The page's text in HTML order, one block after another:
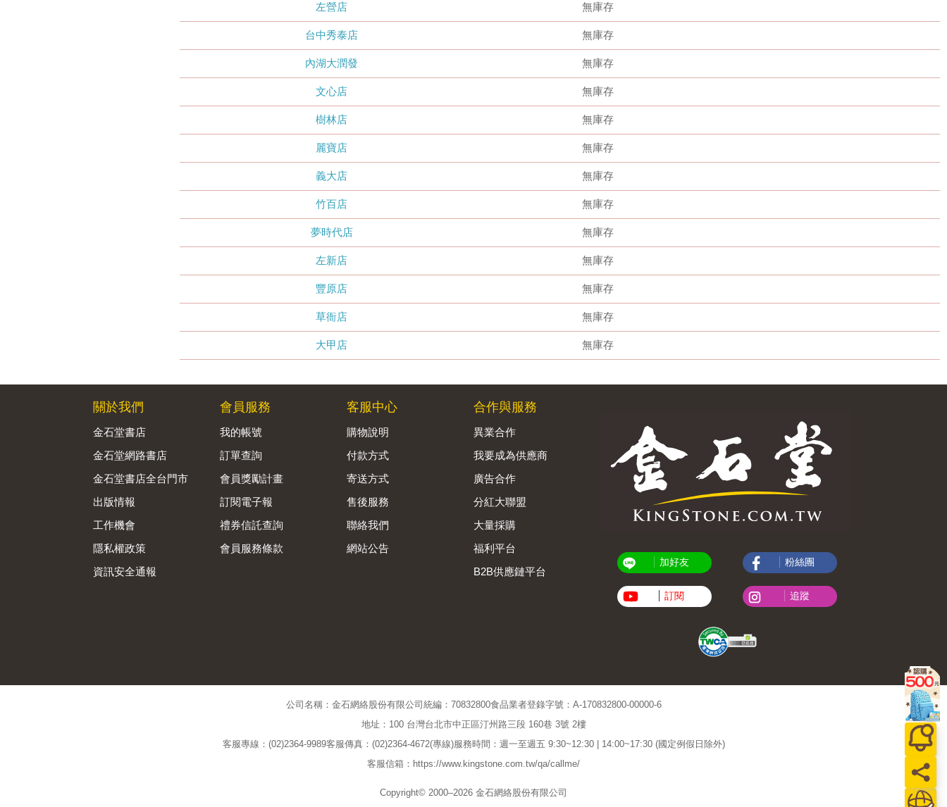
左營店 無庫存
台中秀泰店 無庫存
內湖大潤發 無庫存
文心店 無庫存
樹林店 無庫存
麗寶店 無庫存
義大店 無庫存
竹百店 無庫存
夢時代店 無庫存
左新店 無庫存
豐原店 無庫存
草衙店 無庫存
大甲店 無庫存
關於我們
金石堂書店
金石堂網路書店
金石堂書店全台門市
出版情報
工作機會
隱私權政策
資訊安全通報
會員服務
我的帳號
訂單查詢
會員獎勵計畫
訂閱電子報
禮券信託查詢
會員服務條款
客服中心
購物說明
付款方式
寄送方式
售後服務
聯絡我們
網站公告
合作與服務
異業合作
我要成為供應商
廣告合作
分紅大聯盟
大量採購
福利平台
B2B供應鏈平台
加好友
訂閱
粉絲團
追蹤
公司名稱：金石網絡股份有限公司 統編：70832800食品業者登錄字號：A-170832800-00000-6
地址：100 台灣台北市中正區汀州路三段 160巷 3號 2樓
客服專線：(02)2364-9989客服傳真：(02)2364-4672(專線)服務時間：週一至週五 9:30~12:30 | 14:00~17:30 (國定例假日除外)
客服信箱：https://www.kingstone.com.tw/qa/callme/
Copyright© 2000–2026 金石網絡股份有限公司